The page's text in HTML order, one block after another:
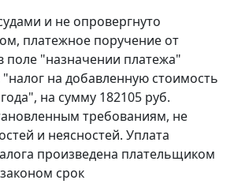
и не опровергнуто
платежное поручение от
поле "назначении платежа"
"налог на добавленную стоимость
на сумму 182105 руб.
требованиям, не
и неясностей. Уплата
произведена плательщиком
срок